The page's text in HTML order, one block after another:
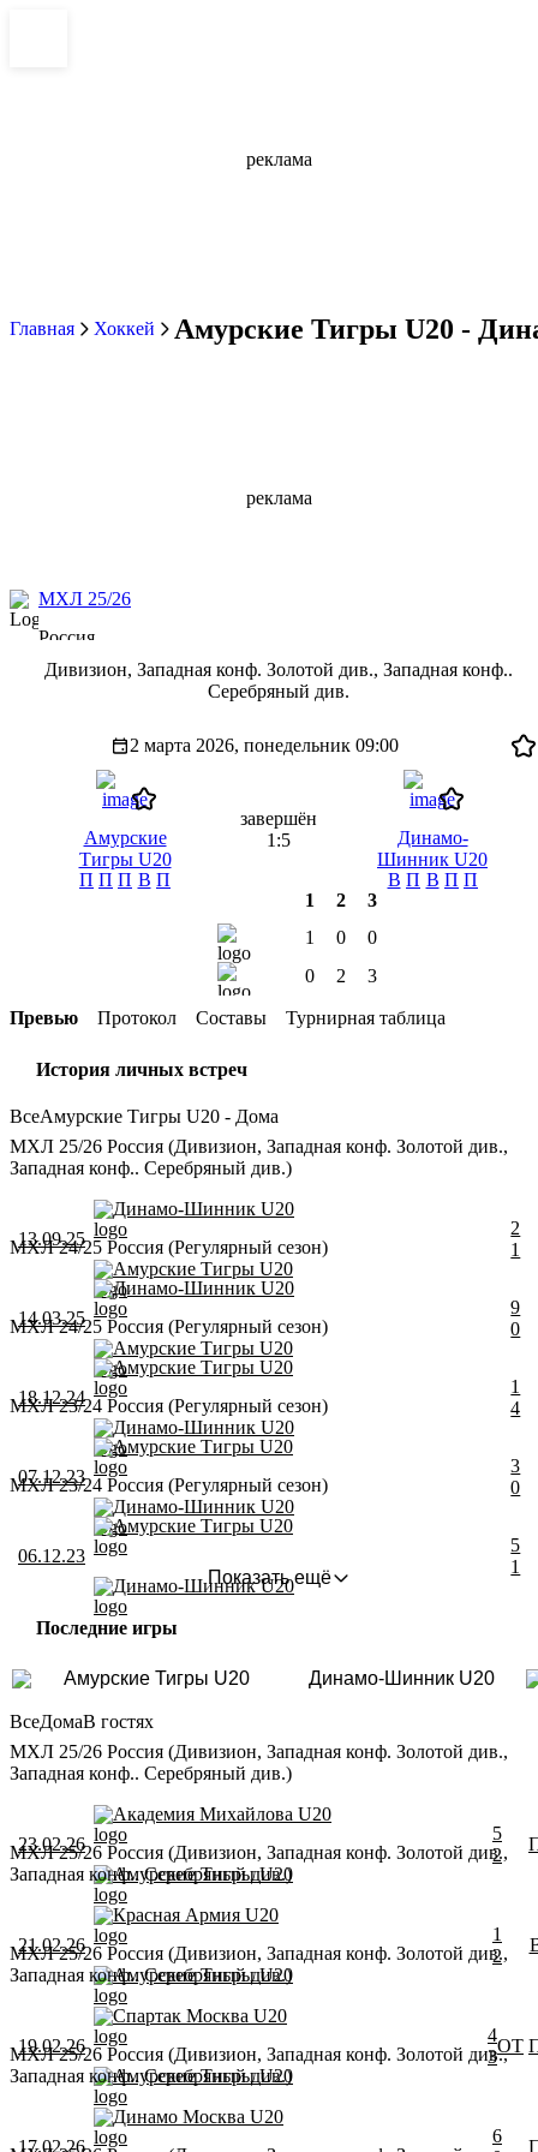
реклама
Главная Хоккей Амурские Тигры U20 -
реклама
МХЛ 25/26
Россия
Дивизион, Западная конф. Золотой див., Западная конф..
Серебряный див.
2 марта 2026, понедельник 09:00
Амурские
Тигры U20
П П П В П
завершён
1:5
Динамо-
Шинник U20
В П В П П
1
1
0
2
0
2
3
0
3
Превью Протокол Составы Турнирная таблица
История личных встреч
ВсеАмурские Тигры U20 - Дома
МХЛ 25/26 Россия (Дивизион, Западная конф. Золотой див.,
Западная конф.. Серебряный див.)
13.09.25
Динамо-Шинник U20
Амурские Тигры U20
2
1
МХЛ 24/25 Россия (Регулярный сезон)
14.03.25
Динамо-Шинник U20
Амурские Тигры U20
9
0
МХЛ 24/25 Россия (Регулярный сезон)
18.12.24
Амурские Тигры U20
Динамо-Шинник U20
1
4
МХЛ 23/24 Россия (Регулярный сезон)
07.12.23
Амурские Тигры U20
Динамо-Шинник U20
3
0
МХЛ 23/24 Россия (Регулярный сезон)
06.12.23
Амурские Тигры U20
Динамо-Шинник U20
5
1
Показать ещё
Последние игры
Амурские Тигры U20 Динамо-Шинник U20
ВсеДомаВ гостях
МХЛ 25/26 Россия (Дивизион, Западная конф. Золотой див.,
Западная конф.. Серебряный див.)
23.02.26
Академия Михайлова U20
Амурские Тигры U20
5
2
МХЛ 25/26 Россия (Дивизион, Западная конф. Золотой див.,
Западная конф.. Серебряный див.)
21.02.26
Красная Армия U20
Амурские Тигры U20
1
2
МХЛ 25/26 Россия (Дивизион, Западная конф. Золотой див.,
Западная конф.. Серебряный див.)
19.02.26
Спартак Москва U20
Амурские Тигры U20
4
3
ОТ
МХЛ 25/26 Россия (Дивизион, Западная конф. Золотой див.,
Западная конф.. Серебряный див.)
17.02.26
Динамо Москва U20
6